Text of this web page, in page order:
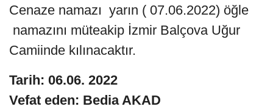
Cenaze namazı yarın ( 07.06.2022) öğle
namazını müteakip İzmir Balçova Uğur
Camiinde kılınacaktır.
Tarih: 06.06. 2022
Vefat eden: Bedia AKAD